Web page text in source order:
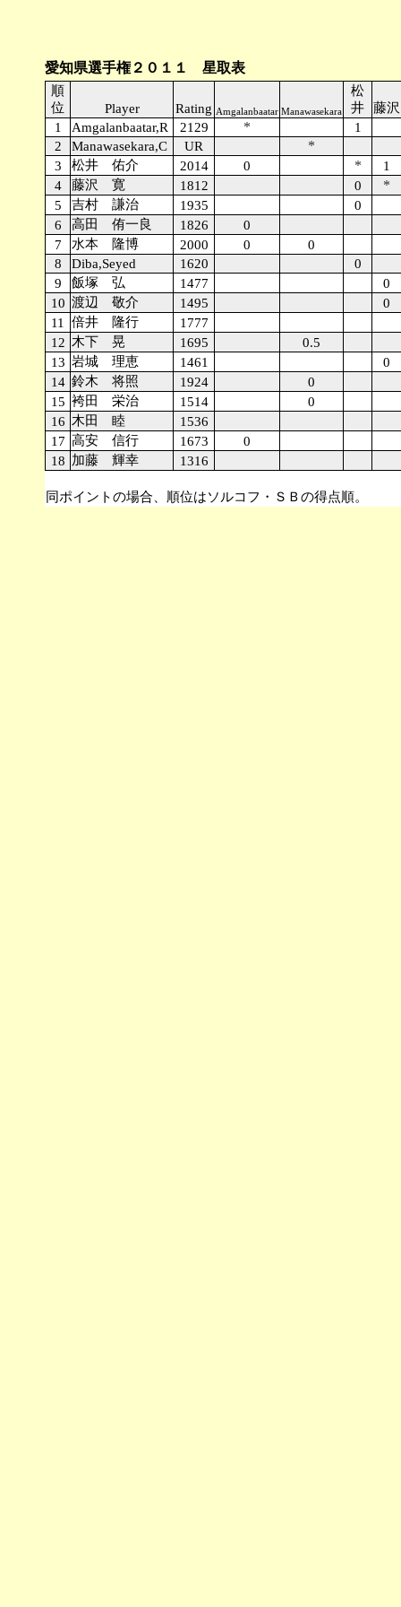
愛知県選手権２０１１ 星取表
順
位
Player Rating Amgalanbaatar Manawasekara
松
井
藤沢
1
Amgalanbaatar,R 2129 *
1
2
Manawasekara,C UR *
3 松井 佑介 2014 0 *
1
4
藤沢 寛 1812 0 *
5 吉村 謙治 1935
0
6
高田 侑一良 1826
0
7
水本 隆博 2000 0
0
8
Diba,Seyed 1620
0
9
飯塚 弘 1477
0
10 渡辺 敬介 1495
0
11
倍井 隆行
1777
12 木下 晃 1695
0.5
13 岩城 理恵 1461
0
14 鈴木 将照 1924
0
15 袴田 栄治 1514
0
16 木田 睦
1536
17 高安 信行 1673
0
18 加藤 輝幸
1316
同ポイントの場合、順位はソルコフ・ＳＢの得